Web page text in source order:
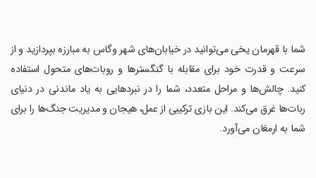
‏شما با قهرمان یخی می‌توانید در خیابان‌های شهر وگاس به مبارزه بپردازید و از
سرعت و قدرت خود برای مقابله با گنگسترها و روبات‌های متحول استفاده
کنید. چالش‌ها و مراحل متعدد، شما را در نبردهایی به یاد ماندنی در دنیای
ربات‌ها غرق می‌کند. این بازی ترکیبی از عمل، هیجان و مدیریت جنگ‌ها را برای
شما به ارمغان می‌آورد.